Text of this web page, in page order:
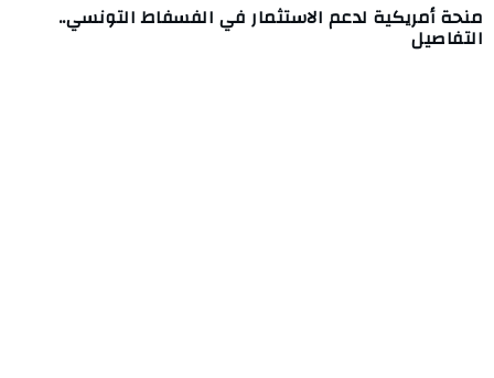
منحة أمريكية لدعم الاستثمار في الفسفاط التونسي..
التفاصيل